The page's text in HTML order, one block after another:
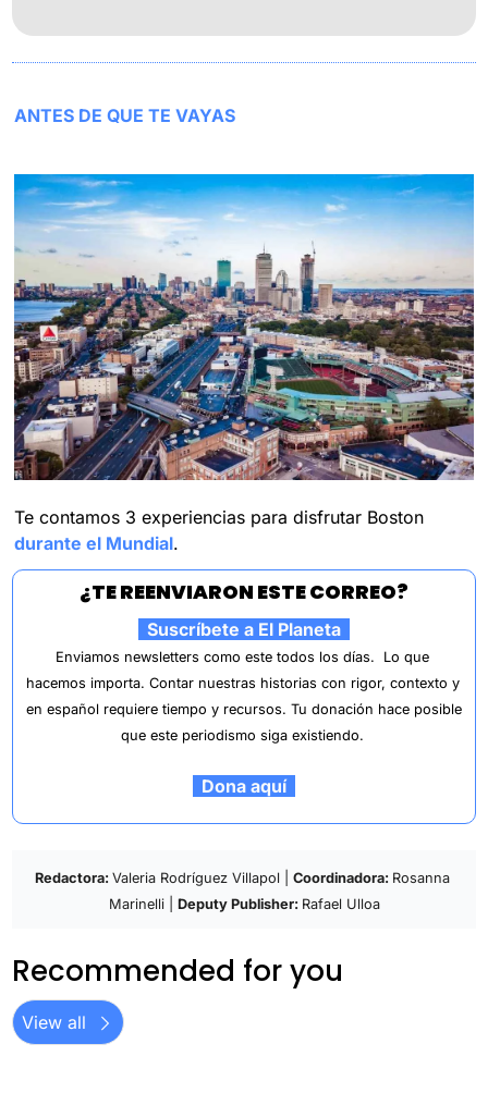
ANTES DE QUE TE VAYAS
durante el Mundial.
¿TE REENVIARON ESTE CORREO?
  Suscríbete a El Planeta
Enviamos newsletters como este todos los días. Lo que
hacemos importa. Contar nuestras historias con rigor, contexto y
en español requiere tiempo y recursos. Tu donación hace posible
que este periodismo siga existiendo.
  Dona aquí
Redactora: Valeria Rodríguez Villapol | Coordinadora: Rosanna
Marinelli | Deputy Publisher: Rafael Ulloa
Recommended for you
View all